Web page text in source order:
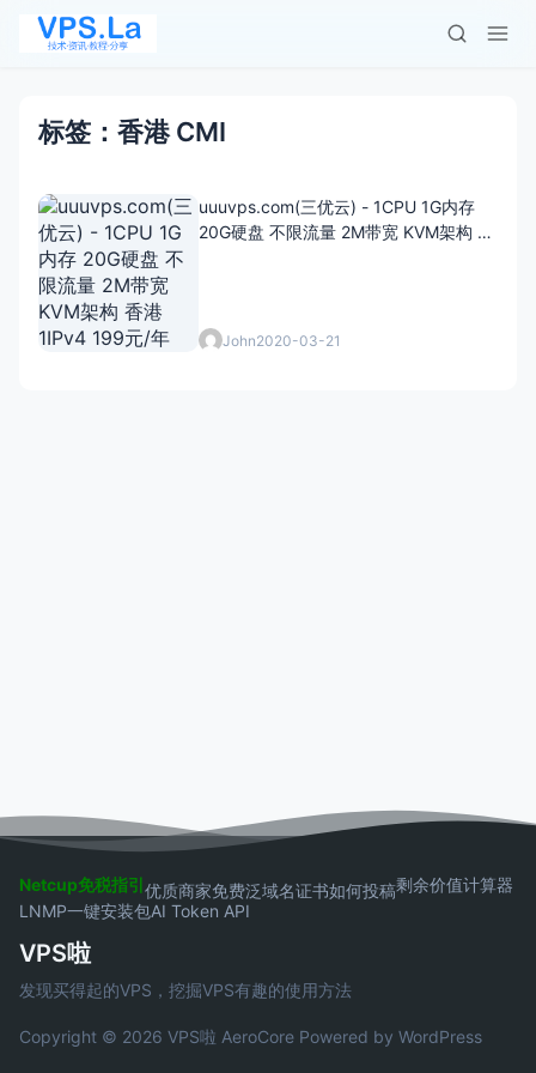
标签：香港 CMI
uuuvps.com(三优云) - 1CPU 1G内存
20G硬盘 不限流量 2M带宽 KVM架构 香
John2020-03-21
Netcup免税指引优质商家免费泛域名证书如何投稿剩余价值计算器
LNMP一键安装包AI Token API
VPS啦
发现买得起的VPS，挖掘VPS有趣的使用方法
Copyright © 2026 VPS啦 AeroCore Powered by WordPress